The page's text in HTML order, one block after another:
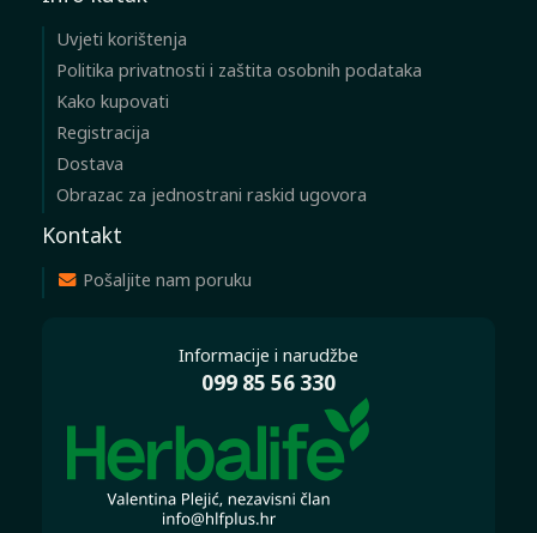
Uvjeti korištenja
Politika privatnosti i zaštita osobnih podataka
Kako kupovati
Registracija
Dostava
Obrazac za jednostrani raskid ugovora
Kontakt
Pošaljite nam poruku
Informacije i narudžbe
099 85 56 330